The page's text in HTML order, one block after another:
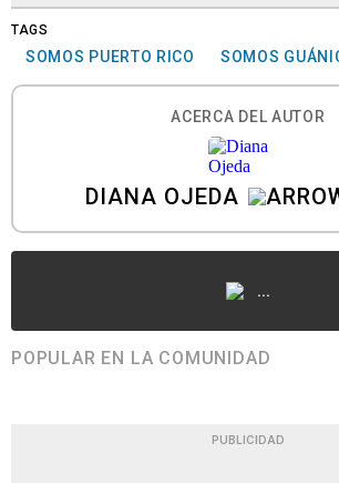
TAGS
SOMOS PUERTO RICO SOMOS
ACERCA DEL AUTOR
DIANA OJEDA
...
POPULAR EN LA COMUNIDAD
PUBLICIDAD